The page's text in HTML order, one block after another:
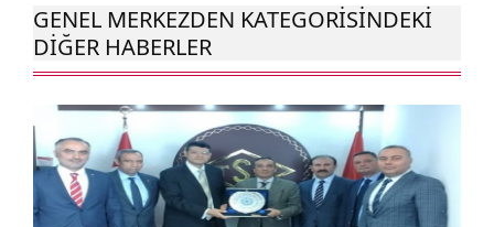
GENEL MERKEZDEN KATEGORISINDEKI
DIĞER HABERLER